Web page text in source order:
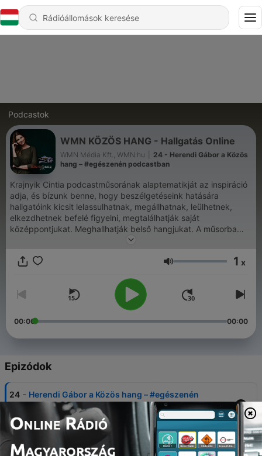
Podcastok
WMN KÖZÖS HANG - Hallgatás Online
WMN Média Kft., WMN.hu
24 - Herendi Gábor a Közös
hang – #egészenén podcastban
Krajnyik Cintia podcastműsorának alaptematikját az inspiráció
adja, és bízunk benne, hogy beszélgetéseink hatására
hallgatóink kicsit lelassulhatnak, megállhatnak, leülhetnek,
elkezdhetnek befelé figyelni, megtalálhatják saját
középpontjukat. Meghallhatják belső hangjukat. A műsorba
olyan vendégeket kértünk fel, akik munkájukkal, életútjukkal,
mindannyiunkat.
Hangerő 1 x
00:00 00:00
Epizódok
24 - Herendi Gábor a Közös hang – #egészenén
podcastban
01 szept. 2025
Rujder Viven a Közös hang – #egészenén
podcastban